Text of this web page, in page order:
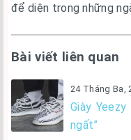
để diện trong những
Bài viết liên quan
24 Tháng Ba,
Giày
ngất”